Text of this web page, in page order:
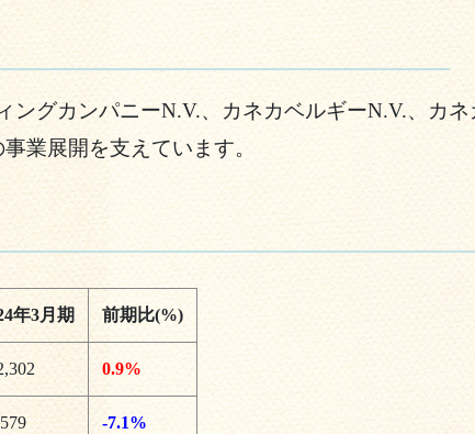
グカンパニーN.V.、カネカベルギーN.V.、カ
業展開を支えています。
年3月期 前期比(%)
0.9%
-7.1%